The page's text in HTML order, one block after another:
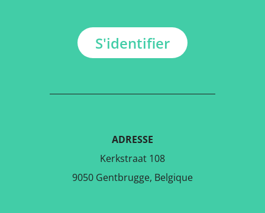
S'identifier
ADRESSE
Kerkstraat 108
9050 Gentbrugge, Belgique